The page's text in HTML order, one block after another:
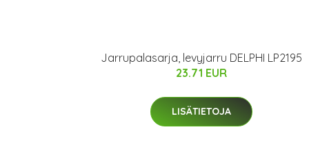
Jarrupalasarja, levyjarru DELPHI LP2195
23.71 EUR
LISÄTIETOJA